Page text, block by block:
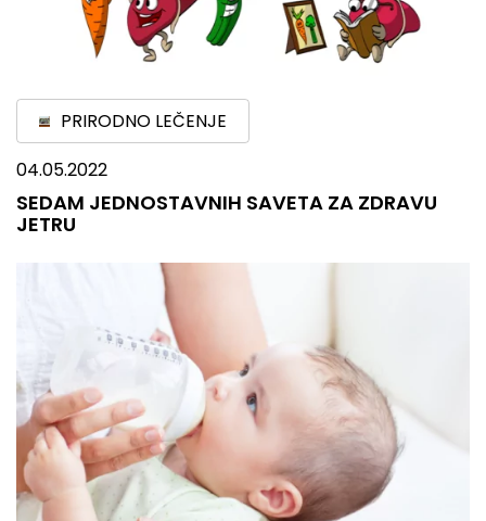
PRIRODNO LEČENJE
04.05.2022
SEDAM JEDNOSTAVNIH SAVETA ZA ZDRAVU
JETRU